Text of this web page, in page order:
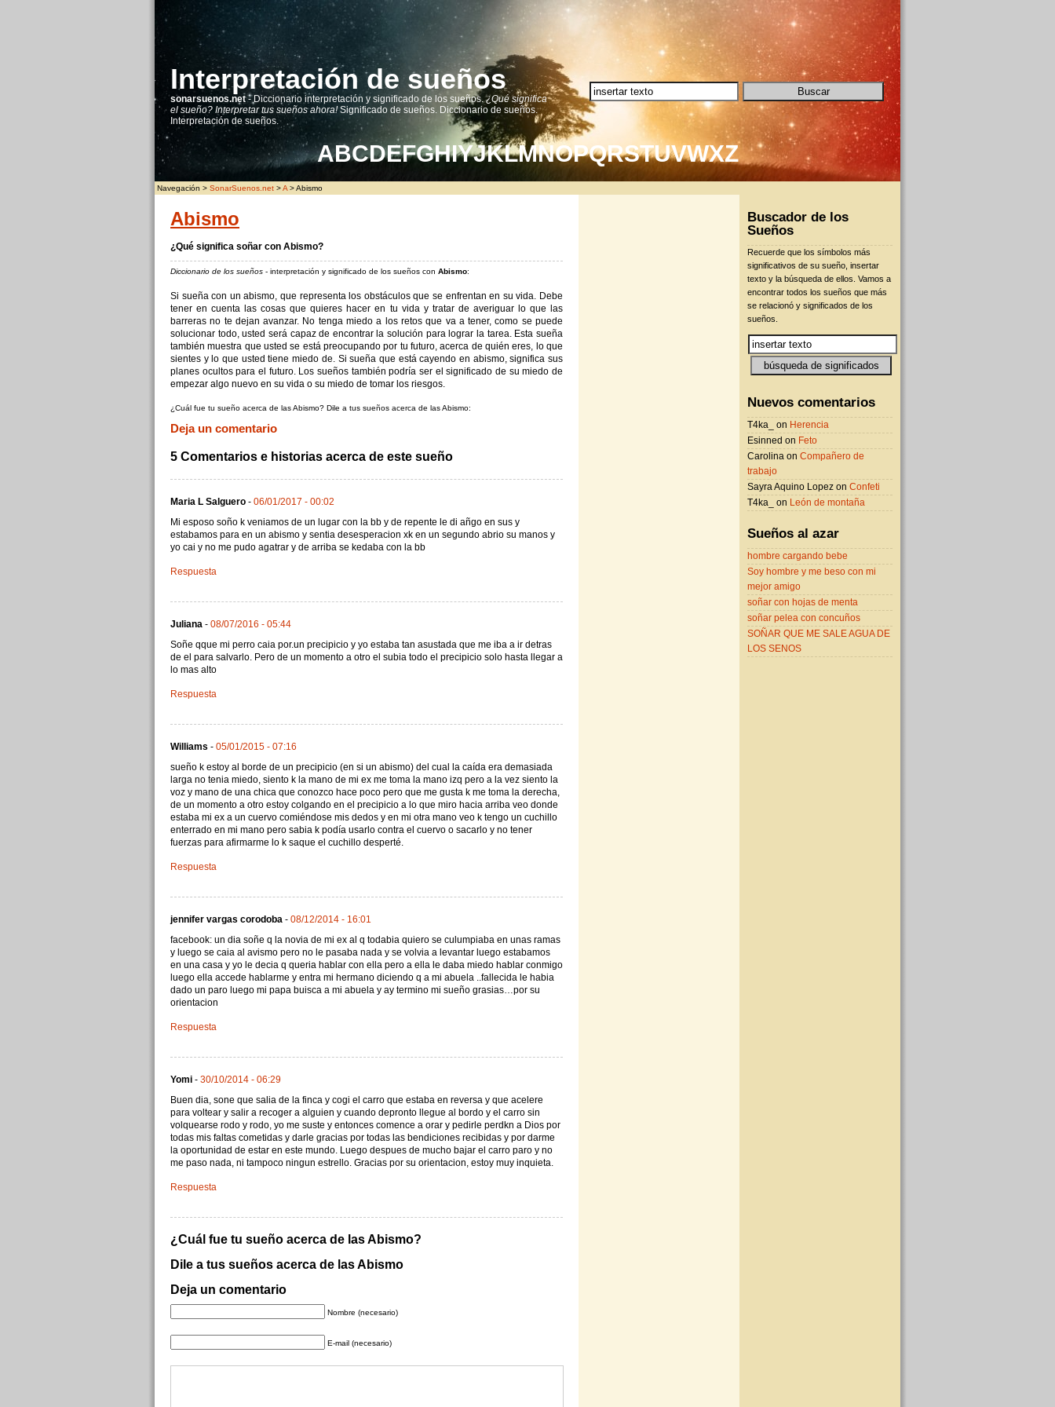
Interpretación de sueños
sonarsuenos.net- Diccionario interpretación y significado de los sueños.¿Qué significa
el sueño? Interpretar tus sueños ahora!Significado de sueños. Diccionario de sueños.
Interpretación de sueños.
ABCDEFGHIYJKLMNOPQRSTUVWXZ
Navegación > SonarSuenos.net >A > Abismo
Abismo
¿Qué significa soñar con Abismo?
Diccionario de los sueños - interpretación y significado de los sueños con Abismo:
Si sueña con un abismo, que representa los obstáculos que se enfrentan en su vida. Debe
tener en cuenta las cosas que quieres hacer en tu vida y tratar de averiguar lo que las
barreras no te dejan avanzar. No tenga miedo a los retos que va a tener, como se puede
solucionar todo, usted será capaz de encontrar la solución para lograr la tarea. Esta sueña
también muestra que usted se está preocupando por tu futuro, acerca de quién eres, lo que
sientes y lo que usted tiene miedo de. Si sueña que está cayendo en abismo, significa sus
planes ocultos para el futuro. Los sueños también podría ser el significado de su miedo de
empezar algo nuevo en su vida o su miedo de tomar los riesgos.
¿Cuál fue tu sueño acerca de las Abismo? Dile a tus sueños acerca de las Abismo:
Deja un comentario
5 Comentarios e historias acerca de este sueño
Maria L Salguero - 06/01/2017 - 00:02
Mi esposo soño k veniamos de un lugar con la bb y de repente le di añgo en sus y
estabamos para en un abismo y sentia desesperacion xk en un segundo abrio su manos y
yo cai y no me pudo agatrar y de arriba se kedaba con la bb
Respuesta
Juliana - 08/07/2016 - 05:44
Soñe qque mi perro caia por.un precipicio y yo estaba tan asustada que me iba a ir detras
de el para salvarlo. Pero de un momento a otro el subia todo el precipicio solo hasta llegar a
lo mas alto
Respuesta
Williams - 05/01/2015 - 07:16
sueño k estoy al borde de un precipicio (en si un abismo) del cual la caída era demasiada
larga no tenia miedo, siento k la mano de mi ex me toma la mano izq pero a la vez siento la
voz y mano de una chica que conozco hace poco pero que me gusta k me toma la derecha,
de un momento a otro estoy colgando en el precipicio a lo que miro hacia arriba veo donde
estaba mi ex a un cuervo comiéndose mis dedos y en mi otra mano veo k tengo un cuchillo
enterrado en mi mano pero sabia k podía usarlo contra el cuervo o sacarlo y no tener
fuerzas para afirmarme lo k saque el cuchillo desperté.
Respuesta
jennifer vargas corodoba - 08/12/2014 - 16:01
facebook: un dia soñe q la novia de mi ex al q todabia quiero se culumpiaba en unas ramas
y luego se caia al avismo pero no le pasaba nada y se volvia a levantar luego estabamos
en una casa y yo le decia q queria hablar con ella pero a ella le daba miedo hablar conmigo
luego ella accede hablarme y entra mi hermano diciendo q a mi abuela ..fallecida le habia
dado un paro luego mi papa buisca a mi abuela y ay termino mi sueño grasias…por su
orientacion
Respuesta
Yomi - 30/10/2014 - 06:29
Buen dia, sone que salia de la finca y cogi el carro que estaba en reversa y que acelere
para voltear y salir a recoger a alguien y cuando depronto llegue al bordo y el carro sin
volquearse rodo y rodo, yo me suste y entonces comence a orar y pedirle perdkn a Dios por
todas mis faltas cometidas y darle gracias por todas las bendiciones recibidas y por darme
la oportunidad de estar en este mundo. Luego despues de mucho bajar el carro paro y no
me paso nada, ni tampoco ningun estrello. Gracias por su orientacion, estoy muy inquieta.
Respuesta
¿Cuál fue tu sueño acerca de las Abismo?
Dile a tus sueños acerca de las Abismo
Deja un comentario
Nombre (necesario)
E-mail (necesario)
Buscador de los
Sueños
Recuerde que los símbolos más
significativos de su sueño, insertar
texto y la búsqueda de ellos. Vamos a
encontrar todos los sueños que más
se relacionó y significados de los
sueños.
Nuevos comentarios
T4ka_ on Herencia
Esinned on Feto
Carolina on Compañero de
trabajo
Sayra Aquino Lopez on Confeti
T4ka_ on León de montaña
Sueños al azar
hombre cargando bebe
Soy hombre y me beso con mi
mejor amigo
soñar con hojas de menta
soñar pelea con concuños
SOÑAR QUE ME SALE AGUA DE
LOS SENOS